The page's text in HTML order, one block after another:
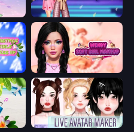
Tailor Stylist: Fashion Diary BFFs K-Pop Fangirls
Christmas Girls Dress Up Wendy Soft Girl Makeup
Travel with Me: ASMR Edition Live Avatar Maker: Girls